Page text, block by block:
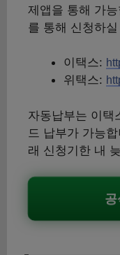
제앱을 통해 가
를 통해 신청하
이택스:
위택스:
자동납부는 이택
드 납부가 가능
래 신청기한 내